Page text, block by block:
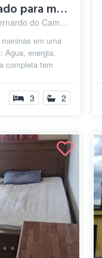
Quarto mobiliado para meninas com contas...
do Campo - SP
em uma
Agua, energia,
completa tem
3 2